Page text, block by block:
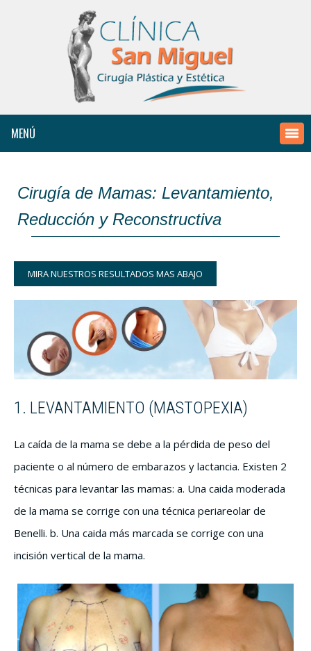
231-2562|981 379 876
MENÚ
Cirugía de Mamas: Levantamiento,
Reducción y Reconstructiva
MIRA NUESTROS RESULTADOS MAS ABAJO
1. LEVANTAMIENTO (MASTOPEXIA)
La caída de la mama se debe a la pérdida de peso del
paciente o al número de embarazos y lactancia. Existen 2
técnicas para levantar las mamas: a. Una caida moderada
de la mama se corrige con una técnica periareolar de
Benelli. b. Una caida más marcada se corrige con una
incisión vertical de la mama.